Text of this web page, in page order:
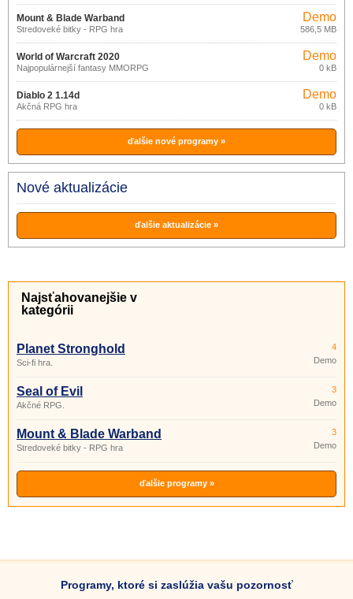
Mount & Blade Warband
Stredoveké bitky - RPG hra
Demo
586,5 MB
World of Warcraft 2020
Najpopulárnejší fantasy MMORPG
Demo
0 kB
Diablo 2 1.14d
Akčná RPG hra
Demo
0 kB
ďalšie nové programy »
Nové aktualizácie
ďalšie aktualizácie »
Najsťahovanejšie v
kategórii
Planet Stronghold
Sci-fi hra.
4
Demo
Seal of Evil
Akčné RPG.
3
Demo
Mount & Blade Warband
Stredoveké bitky - RPG hra
3
Demo
ďalšie programy »
Programy, ktoré si zaslúžia vašu pozornosť